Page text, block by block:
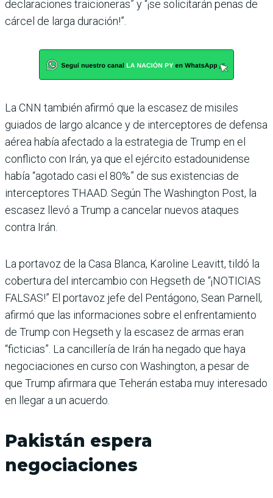
declaraciones traicioneras” y “¡se solicitarán penas de
cárcel de larga duración!”.
La CNN también afirmó que la escasez de misiles
guiados de largo alcance y de interceptores de defensa
aérea había afectado a la estrategia de Trump en el
conflicto con Irán, ya que el ejército estadounidense
había “agotado casi el 80%” de sus existencias de
interceptores THAAD. Según The Washington Post, la
escasez llevó a Trump a cancelar nuevos ataques
contra Irán.
La portavoz de la Casa Blanca, Karoline Leavitt, tildó la
cobertura del intercambio con Hegseth de “¡NOTICIAS
FALSAS!” El portavoz jefe del Pentágono, Sean Parnell,
afirmó que las informaciones sobre el enfrentamiento
de Trump con Hegseth y la escasez de armas eran
“ficticias”. La cancillería de Irán ha negado que haya
negociaciones en curso con Washington, a pesar de
que Trump afirmara que Teherán estaba muy interesado
en llegar a un acuerdo.
Pakistán espera
negociaciones